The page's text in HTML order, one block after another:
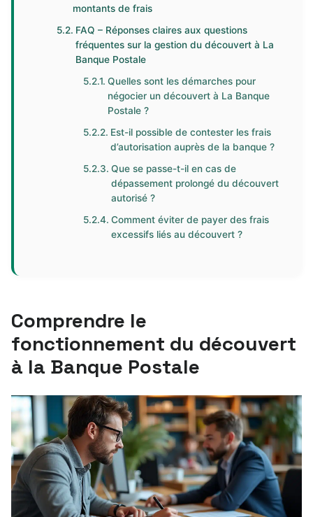
montants de frais
FAQ – Réponses claires aux questions
fréquentes sur la gestion du découvert à La
Banque Postale
Quelles sont les démarches pour
négocier un découvert à La Banque
Postale ?
Est-il possible de contester les frais
d’autorisation auprès de la banque ?
Que se passe-t-il en cas de
dépassement prolongé du découvert
autorisé ?
Comment éviter de payer des frais
excessifs liés au découvert ?
Comprendre le
fonctionnement du découvert
à la Banque Postale